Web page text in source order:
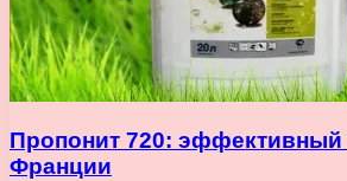
Пропонит 720: эффективный
Франции